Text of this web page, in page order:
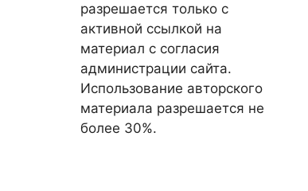
разрешается только с
активной ссылкой на
материал с согласия
администрации сайта.
Использование авторского
материала разрешается не
более 30%.